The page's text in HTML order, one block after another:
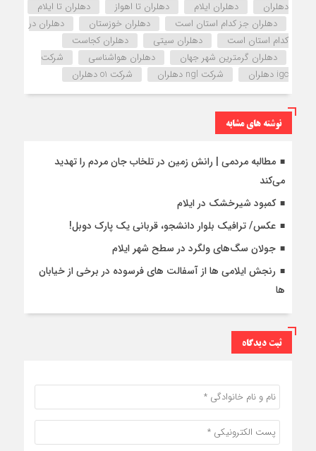
دهلران
دهلران ایلام دهلران تا اهواز
دهلران تا ایلام
دهلران جز کدام استان است
دهلران خوزستان
دهلران در
کدام استان است
دهلران سیتی
دهلران کجاست
دهلران گرمترین شهر جهان
دهلران هواشناسی
شرکت
igc دهلران
شرکت ngl دهلران شرکت o1 دهلران
نوشته های مشابه
مطالبه مردمی | رانش زمین در تلخاب جان مردم را تهدید
می‌کند
کمبود شیرخشک در ایلام
عکس/ ترافیک بلوار دانشجو، قربانی یک پارک دوبل!
جولان سگ‌های ولگرد در سطح شهر ایلام
رنجش ایلامی ها از آسفالت های فرسوده در برخی از خیابان
ها
ثبت دیدگاه